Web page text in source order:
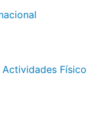
Físico